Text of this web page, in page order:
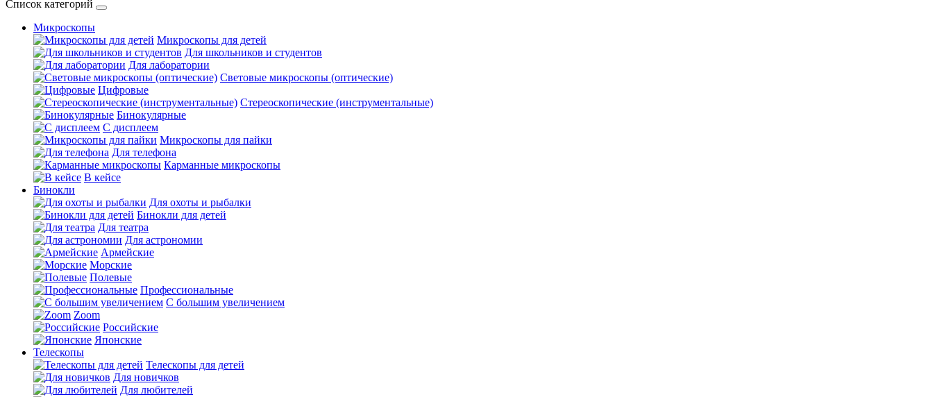
Список категорий
Микроскопы
Микроскопы для детей
Для школьников и студентов
Для лаборатории
Световые микроскопы (оптические)
Цифровые
Стереоскопические (инструментальные)
Бинокулярные
С дисплеем
Микроскопы для пайки
Для телефона
Карманные микроскопы
В кейсе
Бинокли
Для охоты и рыбалки
Бинокли для детей
Для театра
Для астрономии
Армейские
Морские
Полевые
Профессиональные
С большим увеличением
Zoom
Российские
Японские
Телескопы
Телескопы для детей
Для новичков
Для любителей